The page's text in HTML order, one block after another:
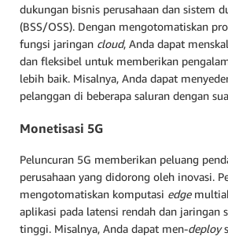
dukungan bisnis perusahaan dan sistem
(BSS/OSS). Dengan mengotomatiskan
fungsi jaringan cloud, Anda dapat
dan fleksibel untuk memberikan
lebih baik. Misalnya, Anda dapat
pelanggan di beberapa saluran dengan
Monetisasi 5G
Peluncuran 5G memberikan peluang
perusahaan yang didorong oleh inovasi.
mengotomatiskan komputasi edge
aplikasi pada latensi rendah dan jaringan
tinggi. Misalnya, Anda dapat men-deploy